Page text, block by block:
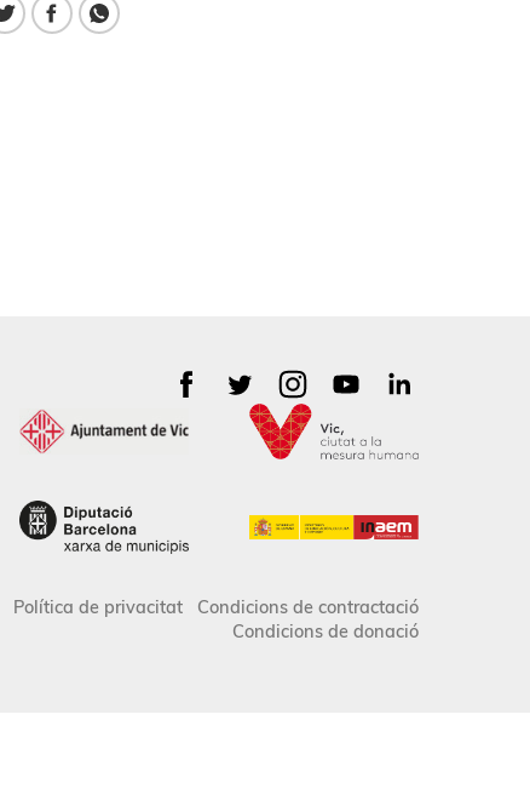
Política de privacitat
Condicions de contractació
Condicions de donació